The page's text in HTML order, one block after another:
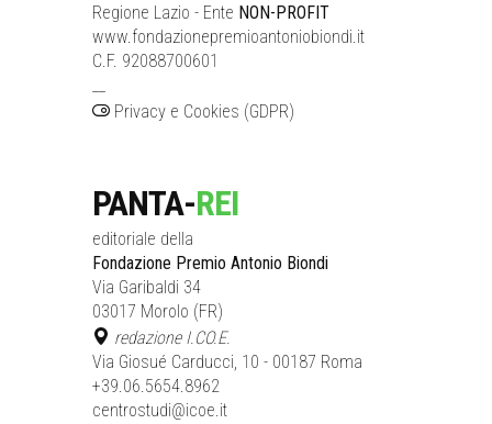
Regione Lazio - Ente NON-PROFIT
www.fondazionepremioantoniobiondi.it
C.F. 92088700601
Privacy e Cookies (GDPR)
PANTA-REI
editoriale della
Fondazione Premio Antonio Biondi
Via Garibaldi 34
03017 Morolo (FR)
redazione I.CO.E.
Via Giosué Carducci, 10 - 00187 Roma
+39.06.5654.8962
centrostudi@icoe.it